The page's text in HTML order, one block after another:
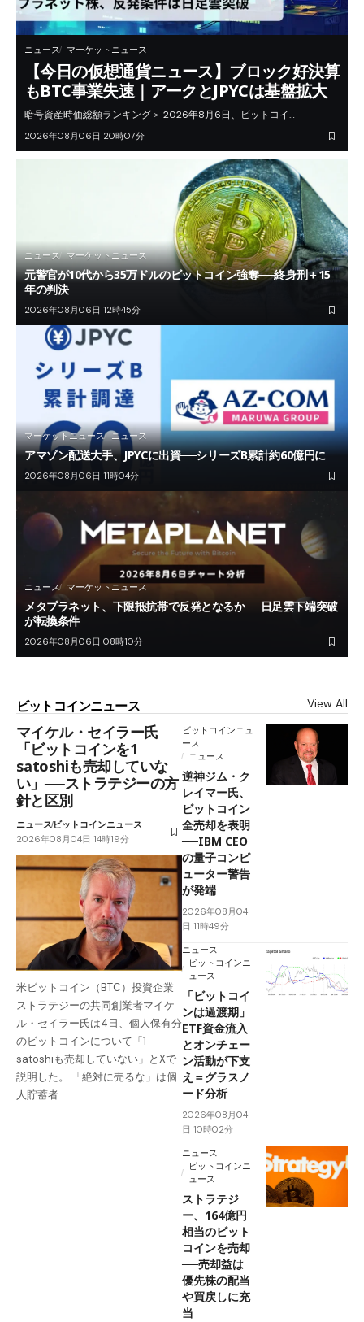
ニュース マーケットニュース
【今日の仮想通貨ニュース】ブロック好決算
もBTC事業失速｜アークとJPYCは基盤拡大
暗号資産時価総額ランキング＞ 2026年8月6日、ビットコイ…
2026年08月06日 20時07分
ニュース マーケットニュース
元警官が10代から35万ドルのビットコイン強奪──終身刑＋15
年の判決
2026年08月06日 12時45分
マーケットニュース ニュース
アマゾン配送大手、JPYCに出資──シリーズB累計約60億円に
2026年08月06日 11時04分
ニュース マーケットニュース
メタプラネット、下限抵抗帯で反発となるか──日足雲下端突破
が転換条件
2026年08月06日 08時10分
ビットコインニュース View All
マイケル・セイラー氏
「ビットコインを1
satoshiも売却していな
い」──ストラテジーの方
針と区別
ニュースビットコインニュース
2026年08月04日 14時19分
米ビットコイン（BTC）投資企業
ストラテジーの共同創業者マイケ
ル・セイラー氏は4日、個人保有分
のビットコインについて「1
satoshiも売却していない」とXで
説明した。 「絶対に売るな」は個
人貯蓄者…
ビットコインニュ
ース
ニュース
逆神ジム・ク
レイマー氏、
ビットコイン
全売却を表明
──IBM CEO
の量子コンピ
ューター警告
が発端
2026年08月04
日 11時49分
ニュース
ビットコインニ
ュース
「ビットコイ
ンは過渡期」
ETF資金流入
とオンチェー
ン活動が下支
え＝グラスノ
ード分析
2026年08月04
日 10時02分
ニュース
ビットコインニ
ュース
ストラテジ
ー、164億円
相当のビット
コインを売却
──売却益は
優先株の配当
や買戻しに充
当